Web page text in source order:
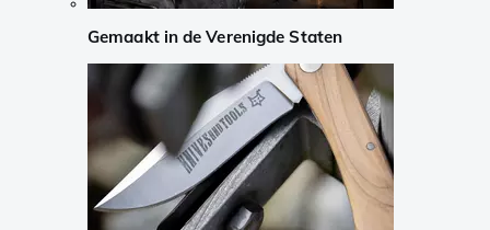
Gemaakt in de Verenigde Staten